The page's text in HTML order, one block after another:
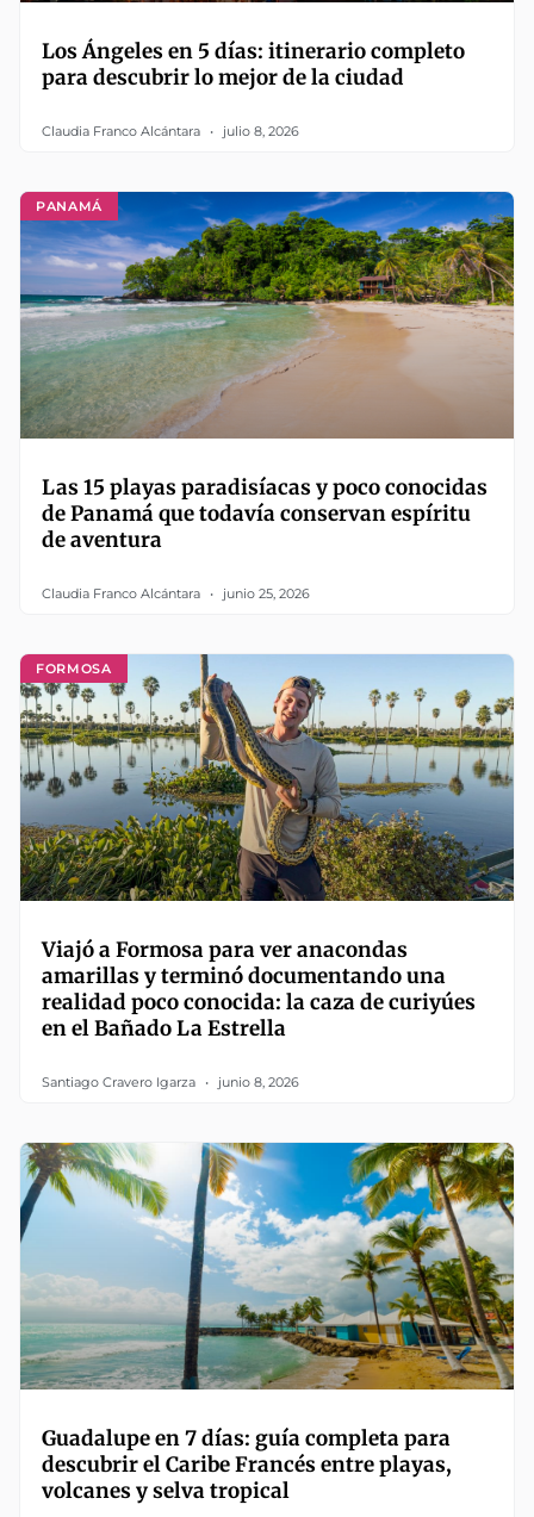
Los Ángeles en 5 días: itinerario completo
para descubrir lo mejor de la ciudad
Claudia Franco Alcántara julio 8, 2026
PANAMÁ
Las 15 playas paradisíacas y poco conocidas
de Panamá que todavía conservan espíritu
de aventura
Claudia Franco Alcántara junio 25, 2026
FORMOSA
Viajó a Formosa para ver anacondas
amarillas y terminó documentando una
realidad poco conocida: la caza de curiyúes
en el Bañado La Estrella
Santiago Cravero Igarza junio 8, 2026
Guadalupe en 7 días: guía completa para
descubrir el Caribe Francés entre playas,
volcanes y selva tropical